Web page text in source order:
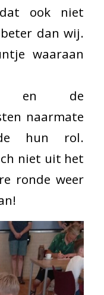
dat ook niet
dan wij.
waaraan
en de
naarmate
hun rol.
niet uit het
ronde weer